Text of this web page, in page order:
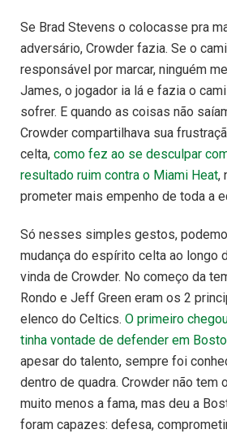
Se Brad Stevens o colocasse pra
adversário, Crowder fazia. Se o
responsável por marcar, ninguém
James, o jogador ia lá e fazia o
sofrer. E quando as coisas não
Crowder compartilhava sua
celta, como fez ao se desculpar
resultado ruim contra o Miami Heat,
prometer mais empenho de toda a
Só nesses simples gestos,
mudança do espírito celta ao longo
vinda de Crowder. No começo da
Rondo e Jeff Green eram os 2
elenco do Celtics. O primeiro
tinha vontade de defender em
apesar do talento, sempre foi
dentro de quadra. Crowder não tem
muito menos a fama, mas deu a
foram capazes: defesa,